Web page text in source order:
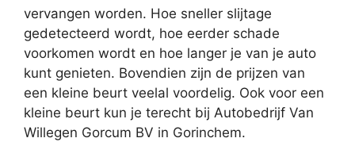
vervangen worden. Hoe sneller slijtage
gedetecteerd wordt, hoe eerder schade
voorkomen wordt en hoe langer je van je auto
kunt genieten. Bovendien zijn de prijzen van
een kleine beurt veelal voordelig. Ook voor een
kleine beurt kun je terecht bij Autobedrijf Van
Willegen Gorcum BV in Gorinchem.